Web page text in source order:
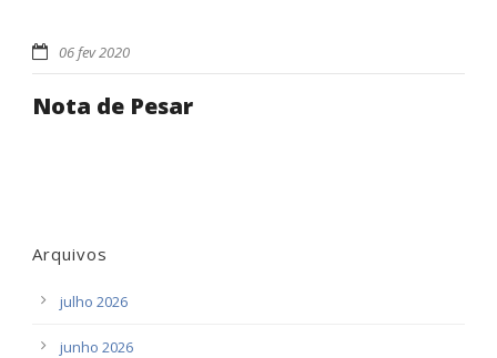
06 fev 2020
Nota de Pesar
Arquivos
julho 2026
junho 2026